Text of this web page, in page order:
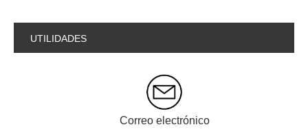
UTILIDADES
Correo electrónico